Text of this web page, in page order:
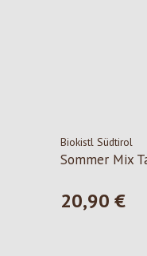
Biokistl Südtirol
Sommer Mix
Regulärer Preis:
20,90 €